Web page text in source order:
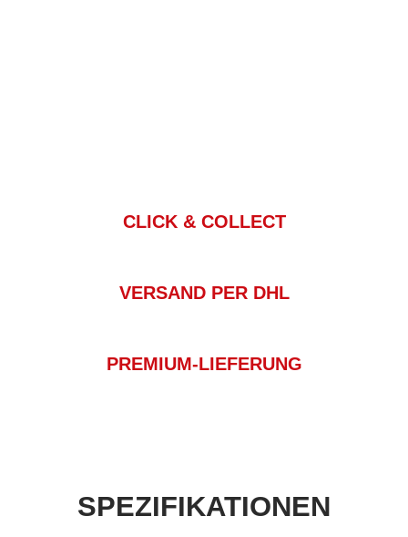
CLICK & COLLECT
VERSAND PER DHL
PREMIUM-LIEFERUNG
SPEZIFIKATIONEN